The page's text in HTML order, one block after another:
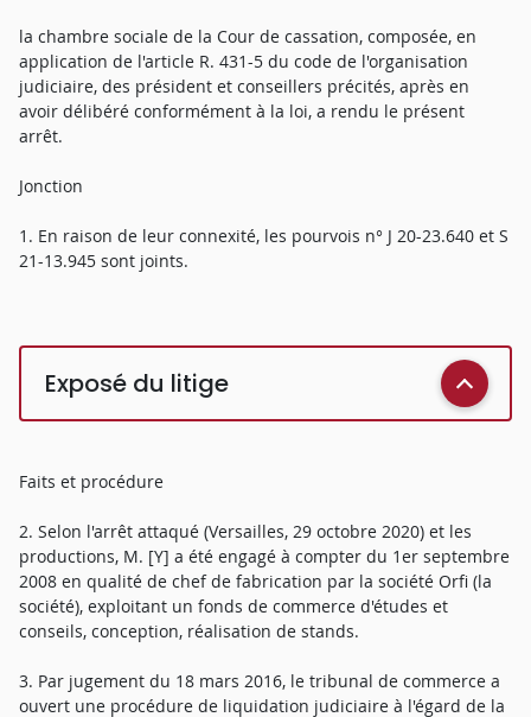
la chambre sociale de la Cour de cassation, composée, en
application de l'article R. 431-5 du code de l'organisation
judiciaire, des président et conseillers précités, après en
avoir délibéré conformément à la loi, a rendu le présent
arrêt.
Jonction
1. En raison de leur connexité, les pourvois n° J 20-23.640 et S
21-13.945 sont joints.
Exposé du litige
Faits et procédure
2. Selon l'arrêt attaqué (Versailles, 29 octobre 2020) et les
productions, M. [Y] a été engagé à compter du 1er septembre
2008 en qualité de chef de fabrication par la société Orfi (la
société), exploitant un fonds de commerce d'études et
conseils, conception, réalisation de stands.
3. Par jugement du 18 mars 2016, le tribunal de commerce a
ouvert une procédure de liquidation judiciaire à l'égard de la